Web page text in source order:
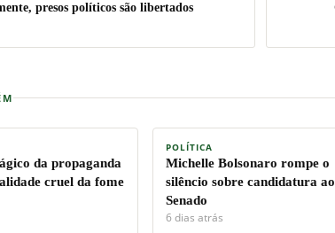
presos políticos são libertados
da propaganda
cruel da fome
POLÍTICA
Michelle Bolsonaro rompe o
silêncio sobre candidatura ao
Senado
6 dias atrás